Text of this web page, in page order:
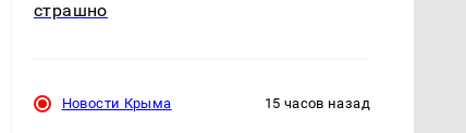
страшно
Новости Крыма 15 часов назад